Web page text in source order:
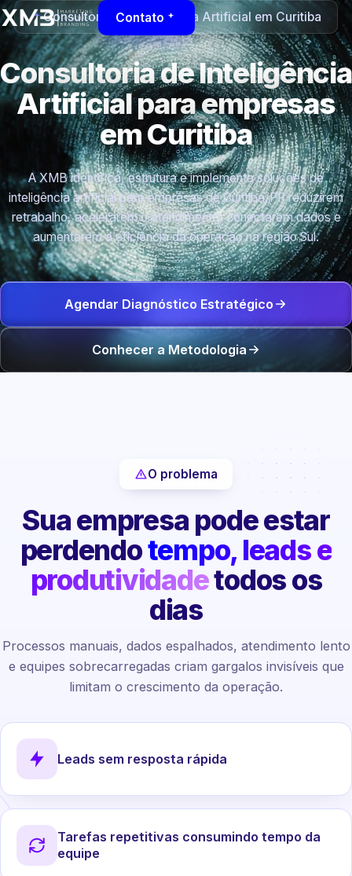
Contato
Consultoria de Inteligência Artificial em Curitiba
Consultoria de Inteligência
Artificial para empresas
em Curitiba
A XMB identifica, estrutura e implementa soluções de
inteligência artificial para empresas de Curitiba/PR reduzirem
retrabalho, acelerarem o atendimento, conectarem dados e
aumentarem a eficiência da operação na região Sul.
Agendar Diagnóstico Estratégico
Conhecer a Metodologia
O problema
Sua empresa pode estar
perdendotempo, leads e
produtividadetodos os
dias
Processos manuais, dados espalhados, atendimento lento
e equipes sobrecarregadas criam gargalos invisíveis que
limitam o crescimento da operação.
Leads sem resposta rápida
Tarefas repetitivas consumindo tempo da
equipe